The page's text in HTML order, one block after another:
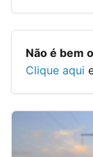
Não é bem
Clique aqui